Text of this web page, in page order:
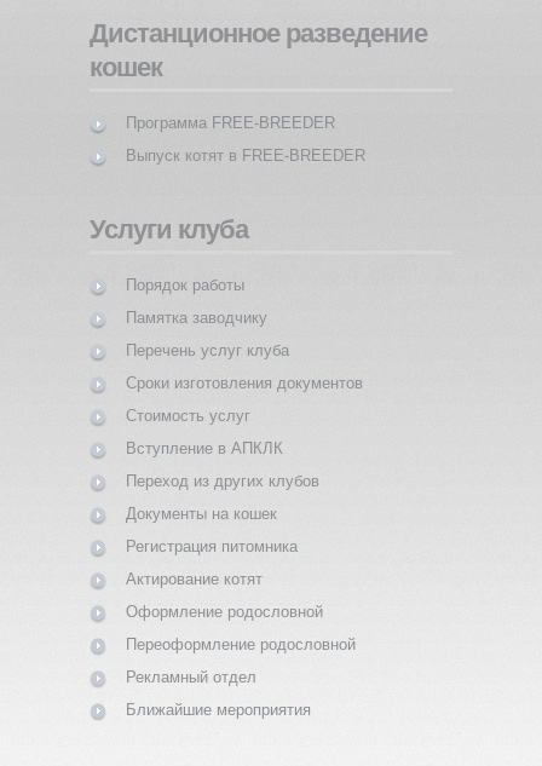
Дистанционное разведение
кошек
Программа FREE-BREEDER
Выпуск котят в FREE-BREEDER
Услуги клуба
Порядок работы
Памятка заводчику
Перечень услуг клуба
Сроки изготовления документов
Стоимость услуг
Вступление в АПКЛК
Переход из других клубов
Документы на кошек
Регистрация питомника
Актирование котят
Оформление родословной
Переоформление родословной
Рекламный отдел
Ближайшие мероприятия